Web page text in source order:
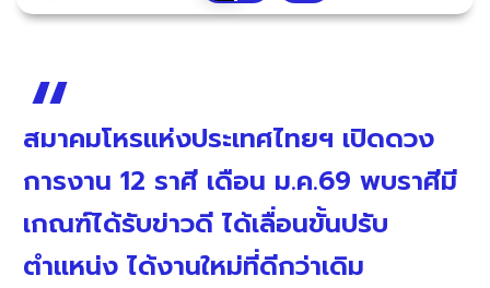
สมาคมโหรแห่งประเทศไทยฯ เปิดดวง
การงาน 12 ราศี เดือน ม.ค.69 พบราศีมี
เกณฑ์ได้รับข่าวดี ได้เลื่อนขั้นปรับ
ตำแหน่ง ได้งานใหม่ที่ดีกว่าเดิม